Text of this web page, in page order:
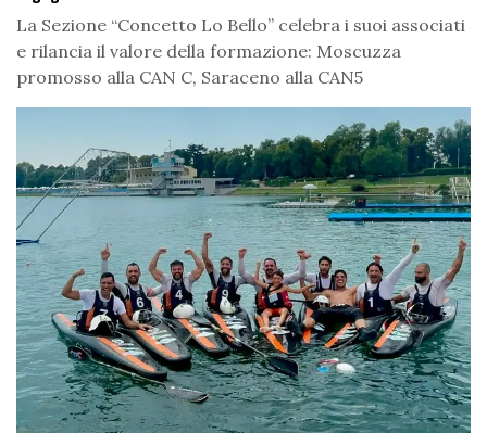
La Sezione “Concetto Lo Bello” celebra i suoi associati
e rilancia il valore della formazione: Moscuzza
promosso alla CAN C, Saraceno alla CAN5